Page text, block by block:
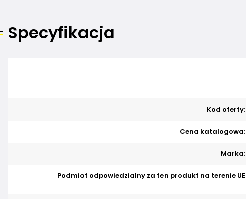
Specyfikacja
Kod oferty:
Cena katalogowa:
Marka:
Podmiot odpowiedzialny za ten produkt na terenie UE